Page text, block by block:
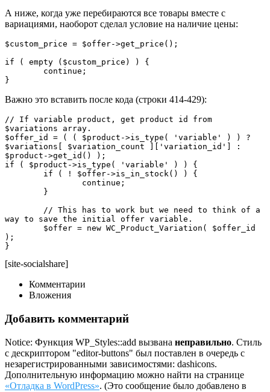
А ниже, когда уже перебираются все товары вместе с
вариациями, наоборот сделал условие на наличие цены:
$custom_price = $offer->get_price();
if ( empty ($custom_price) ) {
}
Важно это вставить после кода (строки 414-429):
// If variable product, get product id from
$variations array.
$offer_id = ( ( $product->is_type( 'variable' ) ) ?
$variations[ $variation_count ]['variation_id'] :
$product->get_id() );
if ( $product->is_type( 'variable' ) ) {
way to save the initial offer variable.
);
}
[site-socialshare]
Комментарии
Вложения
Добавить комментарий
Notice: Функция WP_Styles::add вызвана неправильно. Стиль
с дескриптором "editor-buttons" был поставлен в очередь с
незарегистрированными зависимостями: dashicons.
Дополнительную информацию можно найти на странице
«Отладка в WordPress». (Это сообщение было добавлено в